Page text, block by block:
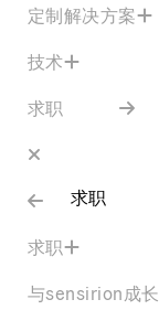
定制解决方案
技术
求职
求职
求职
与sensirion成长